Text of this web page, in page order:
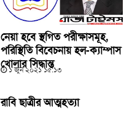
নেয়া হবে স্থগিত পরীক্ষাসমূহ,
পরিস্থিতি বিবেচনায় হল-ক্যাম্পাস
খোলার সিদ্ধান্ত
১ জুন ২০২১ ১৫:১৩
রাবি ছাত্রীর আত্মহত্যা